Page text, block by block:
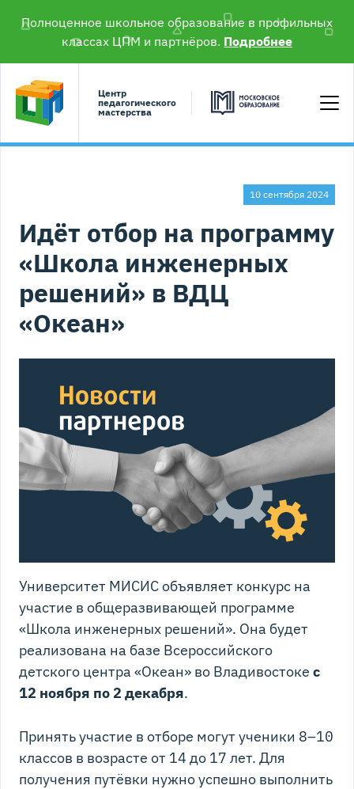
Полноценное школьное образование в профильных
классах ЦПМ и партнёров. Подробнее
Центр
педагогического
мастерства
10 сентября 2024
Идёт отбор на программу
«Школа инженерных
решений» в ВДЦ
«Океан»
Университет МИСИС объявляет конкурс на
участие в общеразвивающей программе
«Школа инженерных решений». Она будет
реализована на базе Всероссийского
детского центра «Океан» во Владивостоке с
12 ноября по 2 декабря.
Принять участие в отборе могут ученики 8–10
классов в возрасте от 14 до 17 лет. Для
получения путёвки нужно успешно выполнить